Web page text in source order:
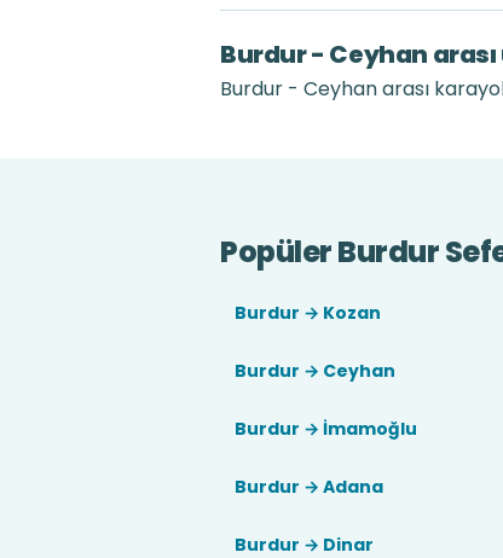
Burdur - Ceyhan
Burdur - Ceyhan arası
Popüler Burdur
Burdur → Kozan
Burdur → Ceyhan
Burdur → İmamoğlu
Burdur → Adana
Burdur → Dinar